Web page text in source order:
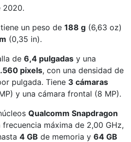
2020.
un peso de 188 g (6,63 oz)
(0,35 in).
de 6,4 pulgadas y una
pixels, con una densidad de
pulgada. Tiene 3 cámaras
y una cámara frontal (8 MP).
Qualcomm Snapdragon
frecuencia máxima de 2,00 GHz,
4 GB de memoria y 64 GB